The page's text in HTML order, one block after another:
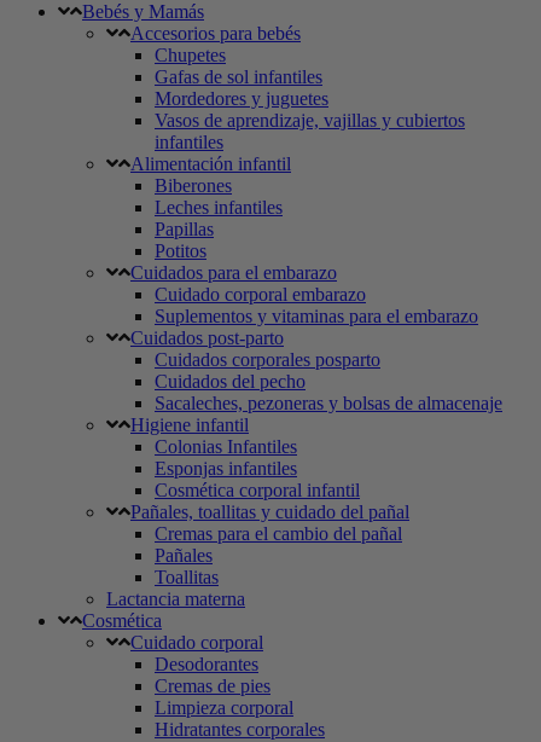
Bebés y Mamás
Accesorios para bebés
Chupetes
Gafas de sol infantiles
Mordedores y juguetes
Vasos de aprendizaje, vajillas y cubiertos
infantiles
Alimentación infantil
Biberones
Leches infantiles
Papillas
Potitos
Cuidados para el embarazo
Cuidado corporal embarazo
Suplementos y vitaminas para el embarazo
Cuidados post-parto
Cuidados corporales posparto
Cuidados del pecho
Sacaleches, pezoneras y bolsas de almacenaje
Higiene infantil
Colonias Infantiles
Esponjas infantiles
Cosmética corporal infantil
Pañales, toallitas y cuidado del pañal
Cremas para el cambio del pañal
Pañales
Toallitas
Lactancia materna
Cosmética
Cuidado corporal
Desodorantes
Cremas de pies
Limpieza corporal
Hidratantes corporales